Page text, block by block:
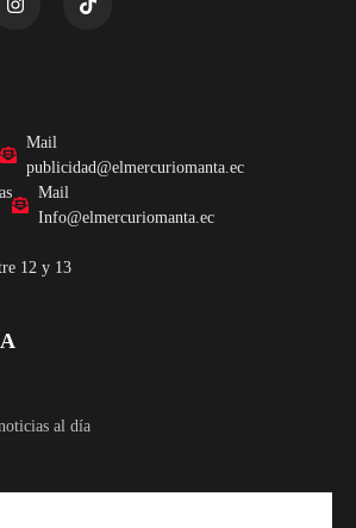
Mail
publicidad@elmercuriomanta.ec
Mail
Info@elmercuriomanta.ec
12 y 13
al día